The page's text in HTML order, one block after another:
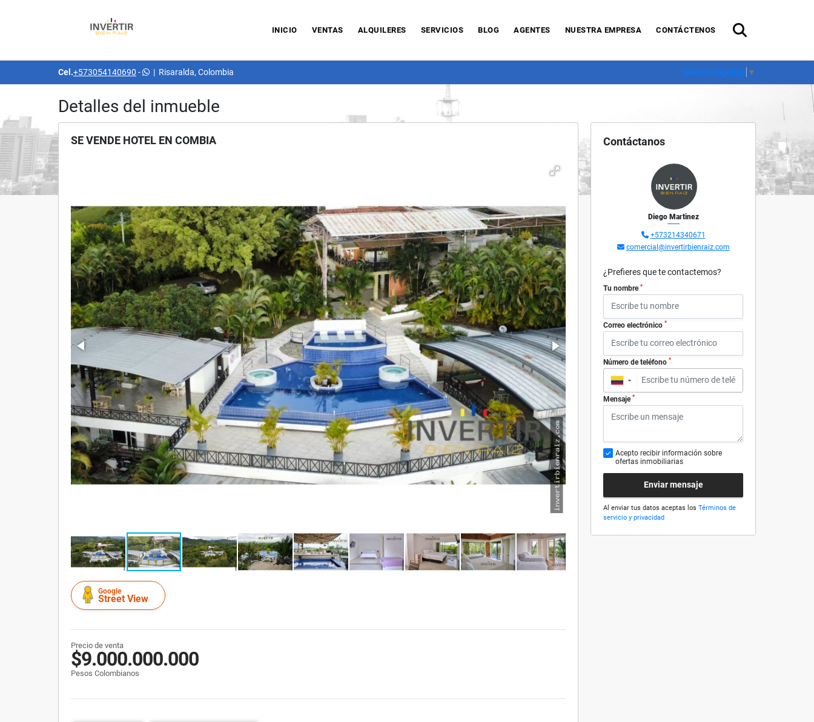
INICIO VENTAS ALQUILERES SERVICIOS BLOG AGENTES NUESTRA EMPRESA CONTÁCTENOS
Cel.+573054140690 - | Risaralda, Colombia Select Language ▼
Detalles del inmueble
SE VENDE HOTEL EN COMBIA
Google
Street View
Precio de venta
$9.000.000.000
Pesos Colombianos
Contáctanos
Diego Martinez
+573214340671
comercial@invertirbienraiz.com
¿Prefieres que te contactemos?
Tu nombre *
Correo electrónico *
Número de teléfono *
▼
Mensaje *
Acepto recibir información sobre
ofertas inmobiliarias
Enviar mensaje
Al enviar tus datos aceptas los Términos de
servicio y privacidad